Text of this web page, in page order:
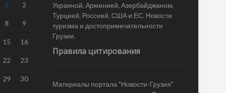
1 2
8 9
15 16
22 23
29 30
Украиной, Арменией, Азербайджаном,
Турцией, Россией, США и ЕС. Новости
туризма и достопримечательности
Грузии.
Правила цитирования
Материалы портала "Новости-Грузия"